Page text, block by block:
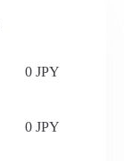
0 JPY
0 JPY